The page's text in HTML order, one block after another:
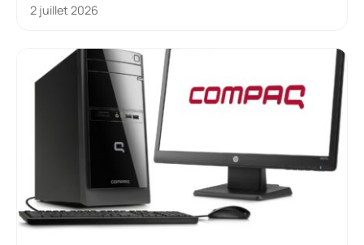
2 juillet 2026